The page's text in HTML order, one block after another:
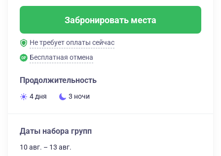
Забронировать места
Не требует оплаты сейчас
Бесплатная отмена
Продолжительность
4 дня 3 ночи
Даты набора групп
10 авг. – 13 авг.